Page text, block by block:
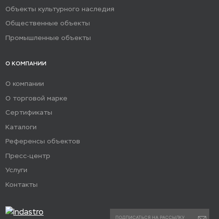
Объекты культурного наследия
Общественные объекты
Промышленные объекты
О КОМПАНИИ
О компании
О торговой марке
Сертификаты
Каталоги
Референсы объектов
Пресс-центр
Услуги
Контакты